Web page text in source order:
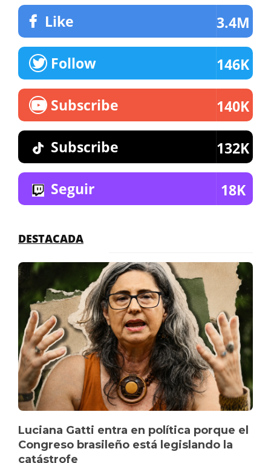
Like 3.4M
Follow 146K
Subscribe 140K
Subscribe 132K
Seguir 18K
DESTACADA
Luciana Gatti entra en política porque el
Congreso brasileño está legislando la
catástrofe